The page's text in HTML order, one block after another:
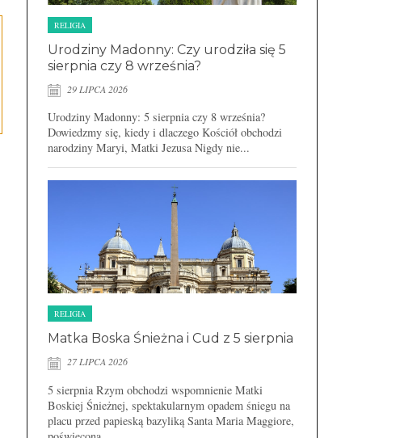
RELIGIA
Urodziny Madonny: Czy urodziła się 5
sierpnia czy 8 września?
29 LIPCA 2026
Urodziny Madonny: 5 sierpnia czy 8 września?
Dowiedzmy się, kiedy i dlaczego Kościół obchodzi
narodziny Maryi, Matki Jezusa Nigdy nie...
RELIGIA
Matka Boska Śnieżna i Cud z 5 sierpnia
27 LIPCA 2026
5 sierpnia Rzym obchodzi wspomnienie Matki
Boskiej Śnieżnej, spektakularnym opadem śniegu na
placu przed papieską bazyliką Santa Maria Maggiore,